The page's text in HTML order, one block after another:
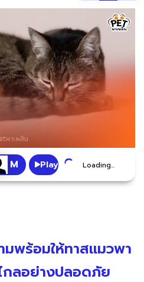
Play Loading...
มพร้อมให้ทาสแมวพา
กลอย่างปลอดภัย